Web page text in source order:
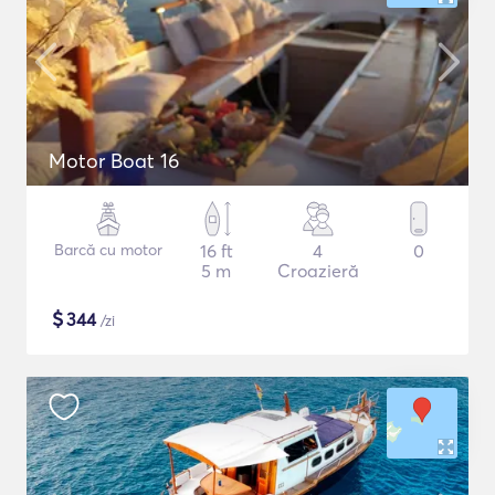
Motor Boat 16
Barcă cu motor
16 ft
5 m
4
Croazieră
0
$344/zi